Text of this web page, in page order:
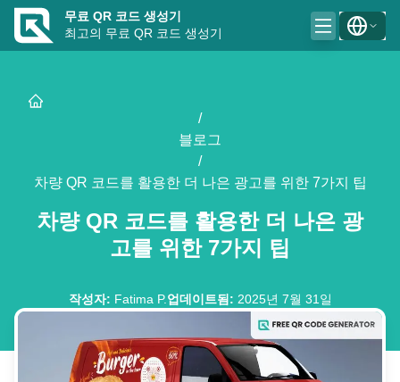
무료 QR 코드 생성기
최고의 무료 QR 코드 생성기
/
블로그
/
차량 QR 코드를 활용한 더 나은 광고를 위한 7가지 팁
차량 QR 코드를 활용한 더 나은 광
고를 위한 7가지 팁
작성자: Fatima P.업데이트됨 : 2025년 7월 31일